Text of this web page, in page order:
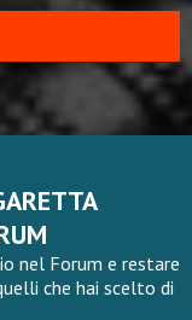
nel Forum e restare
che hai scelto di